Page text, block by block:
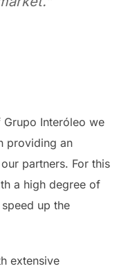
Interóleo we
providing an
partners. For this
a high degree of
up the
extensive